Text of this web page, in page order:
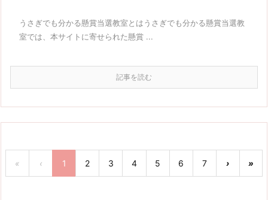
うさぎでも分かる懸賞当選教室とはうさぎでも分かる懸賞当選教
室では、本サイトに寄せられた懸賞 ...
記事を読む
« ‹ 1 2 3 4 5 6 7 › »